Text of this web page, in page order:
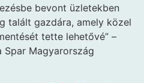
bevont üzletekben
talált gazdára, amely közel
tette lehetővé” –
Spar Magyarország